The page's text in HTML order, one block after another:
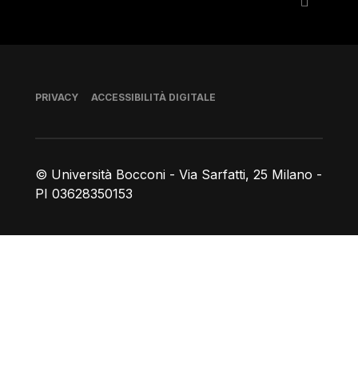
© Università Bocconi - Via Sarfatti, 25 Milano -
PI 03628350153
Piè di pagina
PRIVACY ACCESSIBILITÀ DIGITALE